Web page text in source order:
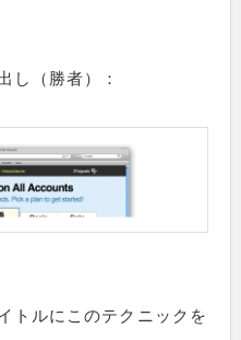
し（勝者）：
トルにこのテクニックを